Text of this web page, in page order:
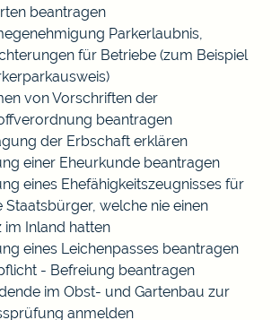
beantragen
Parkerlaubnis,
für Betriebe (zum Beispiel
von Vorschriften der
beantragen
der Erbschaft erklären
einer Eheurkunde beantragen
eines Ehefähigkeitszeugnisses für
Staatsbürger, welche nie einen
im Inland hatten
eines Leichenpasses beantragen
- Befreiung beantragen
im Obst- und Gartenbau zur
anmelden